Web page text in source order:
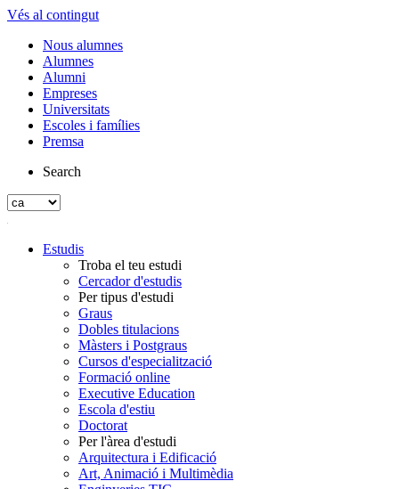
Vés al contingut
Nous alumnes
Alumnes
Alumni
Empreses
Universitats
Escoles i famílies
Premsa
Search
Estudis
Troba el teu estudi
Cercador d'estudis
Per tipus d'estudi
Graus
Dobles titulacions
Màsters i Postgraus
Cursos d'especialització
Formació online
Executive Education
Escola d'estiu
Doctorat
Per l'àrea d'estudi
Arquitectura i Edificació
Art, Animació i Multimèdia